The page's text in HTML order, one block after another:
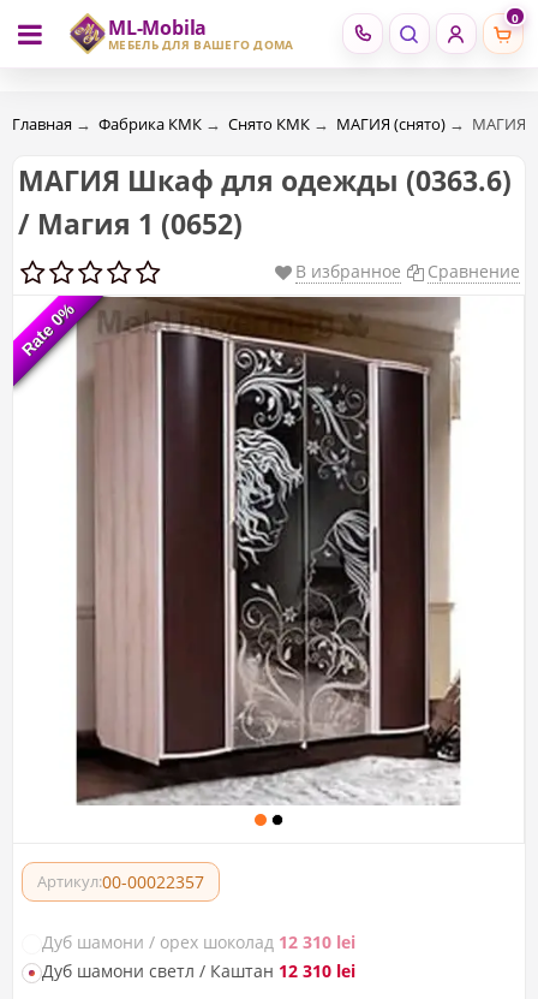
ML-Mobila
МЕБЕЛЬ ДЛЯ ВАШЕГО ДОМА
0
RU RO
Главная → Фабрика КМК → Снято КМК → МАГИЯ (снято) → МАГИЯ
МАГИЯ Шкаф для одежды (0363.6)
/ Магия 1 (0652)
В избранное Сравнение
Rate 0%
Rate 0%
Артикул:00-00022357
Дуб шамони / орех шоколад 12 310 lei
Дуб шамони светл / Каштан 12 310 lei